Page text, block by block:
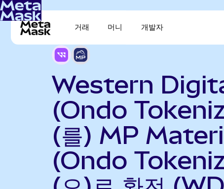
거래 머니 개발자
Western
(Ondo
(를) MP
(Ondo